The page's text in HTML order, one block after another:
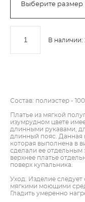
Выберите размер
В наличии:
Состав: полиэстер -
Платье из мягкой
изумрудном цвете
длинными рукавами,
длинный пояс. Данная
которая выполнена в
сделали ее отдельным
верхнее платье
поверх купальника.
Уход: Изделие следует
мягкими моющими
Гладить умеренно